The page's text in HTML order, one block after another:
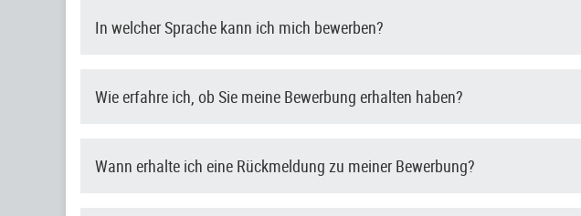
In welcher Sprache kann ich mich bewerben?
Wie erfahre ich, ob Sie meine Bewerbung erhalten haben?
Wann erhalte ich eine Rückmeldung zu meiner Bewerbung?